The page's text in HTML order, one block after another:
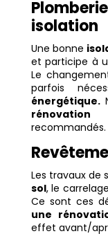
isolation
Une bonne
et participe à
Le
parfois
énergétique.
rénovation
recommandés.
Les travaux de
sol, le
Ce sont ces
une
effet avant/